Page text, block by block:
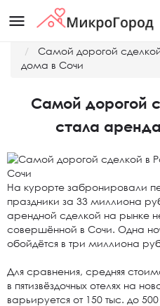
menu
Самой дорогой
дома в Сочи
Самой дорогой
стала
На курорте забронировали
праздники за 33 миллиона
арендной сделкой на рынке
совершённой в Сочи. Одна
обойдётся в три миллиона
Для сравнения, средняя
в пятизвёздочных отелях на
варьируется от 150 тыс. до